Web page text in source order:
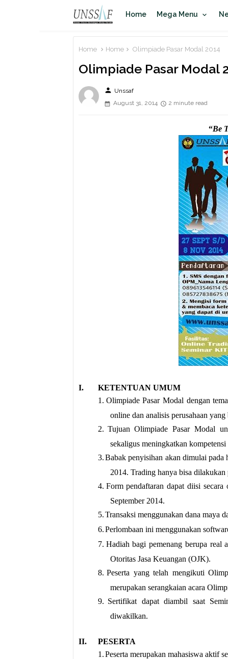
Home Mega Menu
Home Home Olimpiade Pasar Modal 2014
Olimpiade Pasar Modal
person Unssaf
August 31, 2014
2 minute read
“Be
I.
KETENTUAN UMUM
1. Olimpiade Pasar Modal dengan
online dan analisis perusahaan
2. Tujuan Olimpiade Pasar Modal
sekaligus meningkatkan kompetensi
3.Babak penyisihan akan dimulai pada
2014. Trading hanya bisa dilakukan
4. Form pendaftaran dapat diisi
September 2014.
5.Transaksi menggunakan dana maya
6.Perlombaan ini menggunakan
7. Hadiah bagi pemenang berupa real
Otoritas Jasa Keuangan (OJK).
8. Peserta yang telah mengikuti
merupakan serangkaian acara
9. Sertifikat dapat diambil saat
diwakilkan.
II.
PESERTA
1.Peserta merupakan mahasiswa aktif